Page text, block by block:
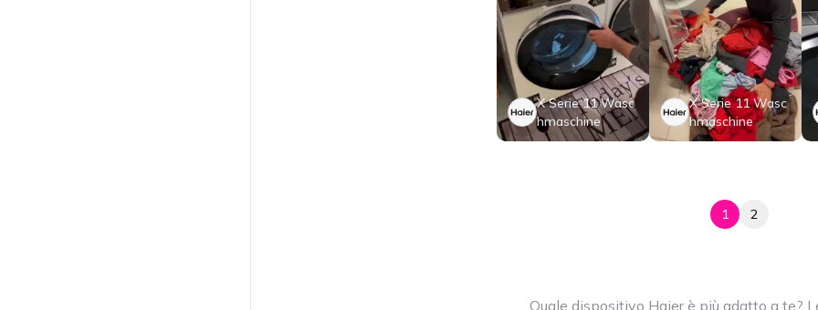
X Serie 11 Wasc
hmaschine
X Serie 11 Wasc
hmaschine
1 2
Quale dispositivo Haier è più adatto a te?